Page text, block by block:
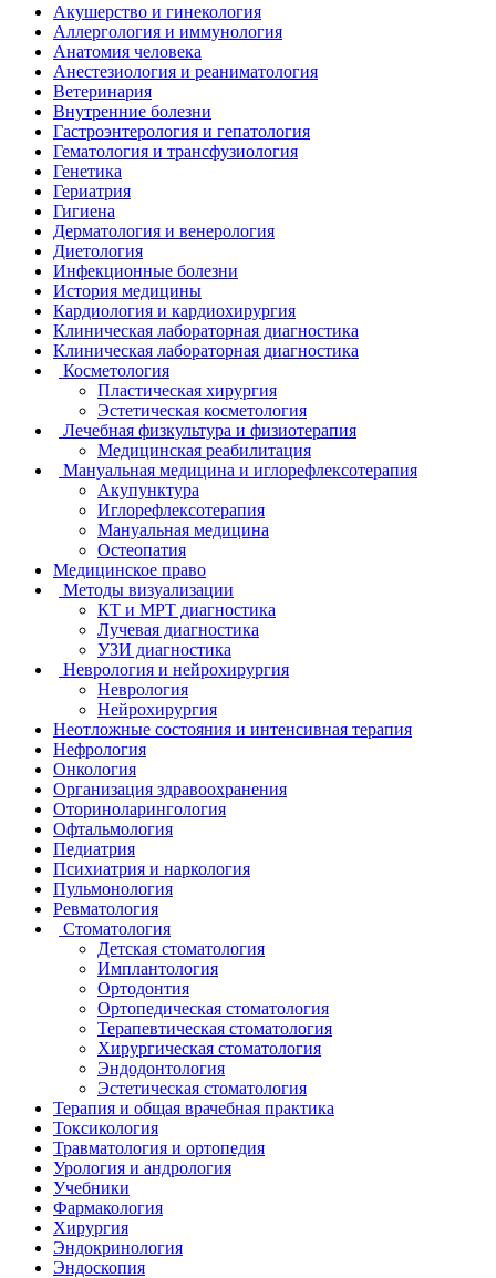
Акушерство и гинекология
Аллергология и иммунология
Анатомия человека
Анестезиология и реаниматология
Ветеринария
Внутренние болезни
Гастроэнтерология и гепатология
Гематология и трансфузиология
Генетика
Гериатрия
Гигиена
Дерматология и венерология
Диетология
Инфекционные болезни
История медицины
Кардиология и кардиохирургия
Клиническая лабораторная диагностика
Клиническая лабораторная диагностика
Косметология
Пластическая хирургия
Эстетическая косметология
Лечебная физкультура и физиотерапия
Медицинская реабилитация
Мануальная медицина и иглорефлексотерапия
Акупунктура
Иглорефлексотерапия
Мануальная медицина
Остеопатия
Медицинское право
Методы визуализации
КТ и МРТ диагностика
Лучевая диагностика
УЗИ диагностика
Неврология и нейрохирургия
Неврология
Нейрохирургия
Неотложные состояния и интенсивная терапия
Нефрология
Онкология
Организация здравоохранения
Оториноларингология
Офтальмология
Педиатрия
Психиатрия и наркология
Пульмонология
Ревматология
Стоматология
Детская стоматология
Имплантология
Ортодонтия
Ортопедическая стоматология
Терапевтическая стоматология
Хирургическая стоматология
Эндодонтология
Эстетическая стоматология
Терапия и общая врачебная практика
Токсикология
Травматология и ортопедия
Урология и андрология
Учебники
Фармакология
Хирургия
Эндокринология
Эндоскопия